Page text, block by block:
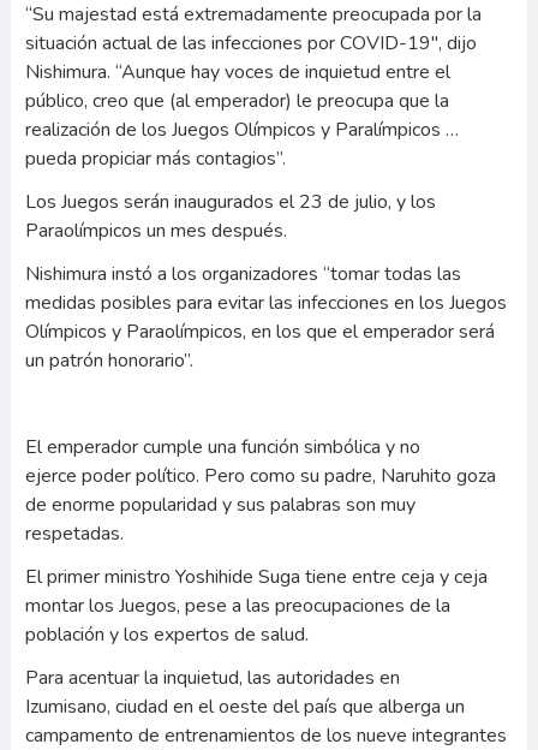
“Su majestad está extremadamente preocupada por la
situación actual de las infecciones por COVID-19″, dijo
Nishimura. “Aunque hay voces de inquietud entre el
público, creo que (al emperador) le preocupa que la
realización de los Juegos Olímpicos y Paralímpicos …
pueda propiciar más contagios”.
Los Juegos serán inaugurados el 23 de julio, y los
Paraolímpicos un mes después.
Nishimura instó a los organizadores “tomar todas las
medidas posibles para evitar las infecciones en los Juegos
Olímpicos y Paraolímpicos, en los que el emperador será
un patrón honorario”.
El emperador cumple una función simbólica y no
ejerce poder político. Pero como su padre, Naruhito goza
de enorme popularidad y sus palabras son muy
respetadas.
El primer ministro Yoshihide Suga tiene entre ceja y ceja
montar los Juegos, pese a las preocupaciones de la
población y los expertos de salud.
Para acentuar la inquietud, las autoridades en
Izumisano, ciudad en el oeste del país que alberga un
campamento de entrenamientos de los nueve integrantes